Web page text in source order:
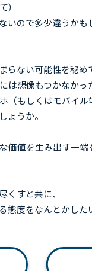
）
いので多少違うかも
ない可能性を秘め
想像もつかなかっ
（もしくはモバイル
ょうか。
価値を生み出す一端
くすと共に、
態度をなんとかした